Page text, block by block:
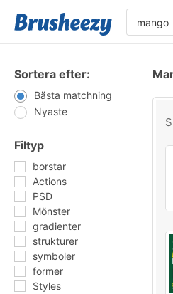
Sortera efter:
Bästa matchning
Nyaste
Filtyp
borstar
Actions
PSD
Mönster
gradienter
strukturer
symboler
former
Styles